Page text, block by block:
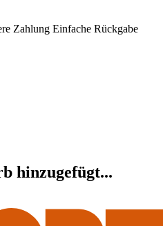
Zahlung Einfache Rückgabe
hinzugefügt...